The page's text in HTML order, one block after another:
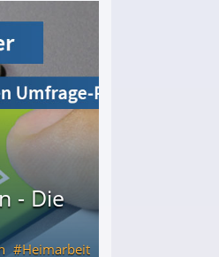
- Die
Heimarbeit